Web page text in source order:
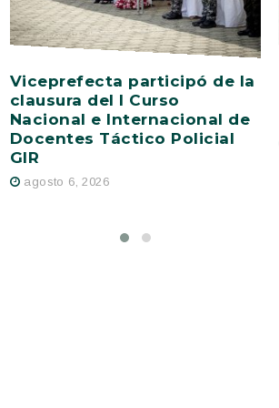
Viceprefecta participó de la
clausura del I Curso
Nacional e Internacional de
Docentes Táctico Policial
GIR
agosto 6, 2026